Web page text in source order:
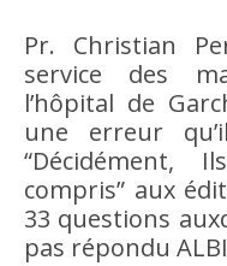
Pr. Christian
service des
l’hôpital de
une erreur
“Décidément,
compris” aux
33 questions
pas répondu